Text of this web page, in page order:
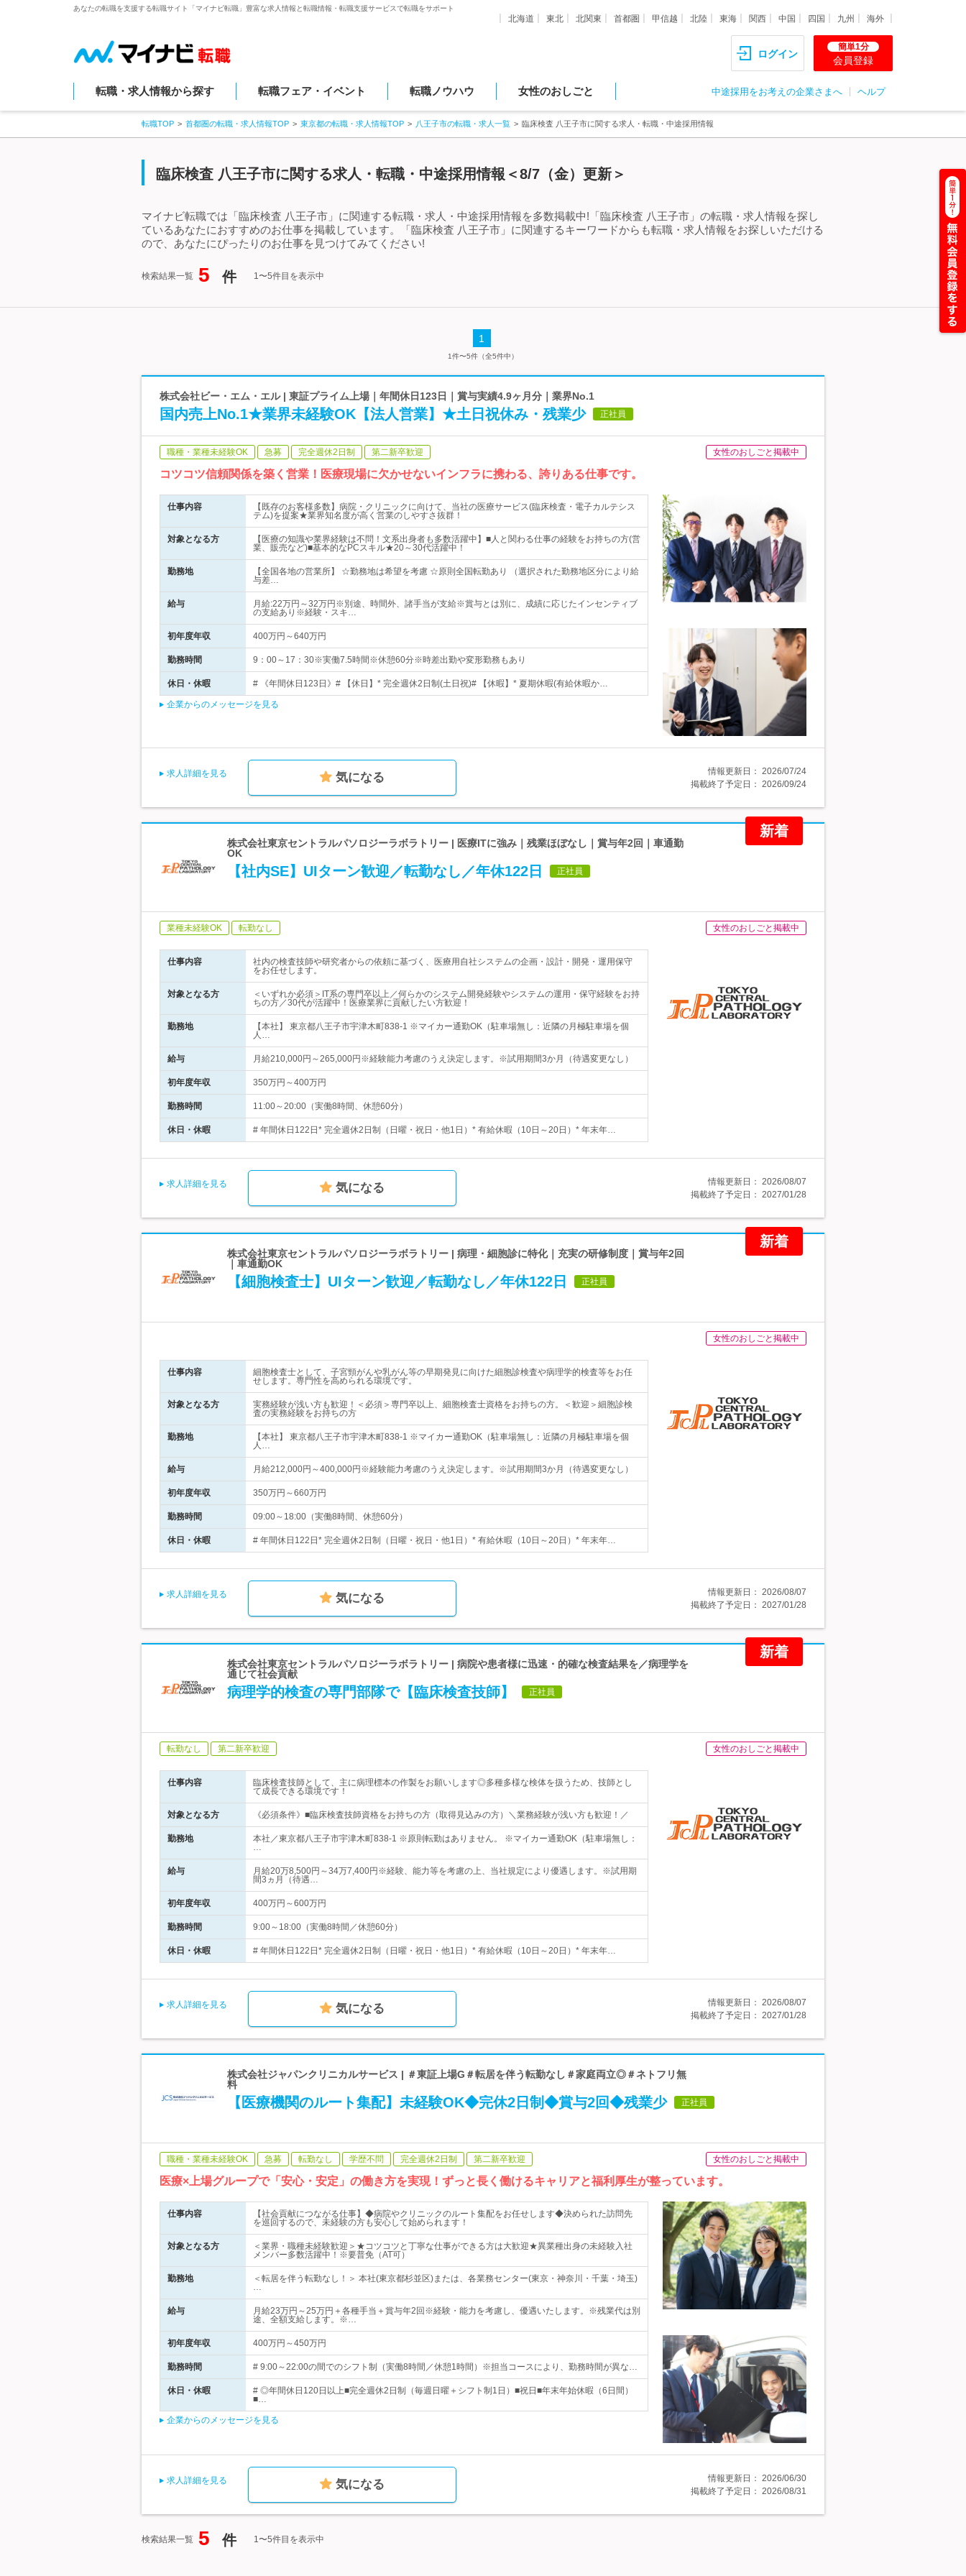
あなたの転職を支援する転職サイト「マイナビ転職」豊富な求人情報と転職情報・転職支援サービスで転職をサポート
北海道 東北 北関東 首都圏 甲信越 北陸 東海 関西 中国 四国 九州 海外
ログイン
簡単1分
会員登録
転職・求人情報から探す 転職フェア・イベント 転職ノウハウ 女性のおしごと 中途採用をお考えの企業さまへ ヘルプ
転職TOP 首都圏の転職・求人情報TOP 東京都の転職・求人情報TOP 八王子市の転職・求人一覧 臨床検査 八王子市に関する求人・転職・中途採用情報
臨床検査 八王子市に関する求人・転職・中途採用情報＜8/7（金）更新＞
マイナビ転職では「臨床検査 八王子市」に関連する転職・求人・中途採用情報を多数掲載中!「臨床検査 八王子市」の転職・求人情報を探し
ているあなたにおすすめのお仕事を掲載しています。「臨床検査 八王子市」に関連するキーワードからも転職・求人情報をお探しいただける
ので、あなたにぴったりのお仕事を見つけてみてください!
検索結果一覧 5 件 1〜5件目を表示中
1
1件〜5件（全5件中）
株式会社ビー・エム・エル | 東証プライム上場｜年間休日123日｜賞与実績4.9ヶ月分｜業界No.1
国内売上No.1★業界未経験OK【法人営業】★土日祝休み・残業少 正社員
職種・業種未経験OK 急募 完全週休2日制 第二新卒歓迎 女性のおしごと掲載中
コツコツ信頼関係を築く営業！医療現場に欠かせないインフラに携わる、誇りある仕事です。
仕事内容
【既存のお客様多数】病院・クリニックに向けて、当社の医療サービス(臨床検査・電子カルテシス
テム)を提案★業界知名度が高く営業のしやすさ抜群！
対象となる方
【医療の知識や業界経験は不問！文系出身者も多数活躍中】■人と関わる仕事の経験をお持ちの方(営
業、販売など)■基本的なPCスキル★20～30代活躍中！
勤務地
【全国各地の営業所】 ☆勤務地は希望を考慮 ☆原則全国転勤あり （選択された勤務地区分により給
与差…
給与
月給:22万円～32万円※別途、時間外、諸手当が支給※賞与とは別に、成績に応じたインセンティブ
の支給あり※経験・スキ…
初年度年収 400万円～640万円
勤務時間 9：00～17：30※実働7.5時間※休憩60分※時差出勤や変形勤務もあり
休日・休暇 # 《年間休日123日》# 【休日】* 完全週休2日制(土日祝)# 【休暇】* 夏期休暇(有給休暇か…
企業からのメッセージを見る
求人詳細を見る 気になる 情報更新日： 2026/07/24
掲載終了予定日： 2026/09/24
新着
株式会社東京セントラルパソロジーラボラトリー | 医療ITに強み｜残業ほぼなし｜賞与年2回｜車通勤
OK
【社内SE】UIターン歓迎／転勤なし／年休122日 正社員
業種未経験OK 転勤なし 女性のおしごと掲載中
仕事内容
社内の検査技師や研究者からの依頼に基づく、医療用自社システムの企画・設計・開発・運用保守
をお任せします。
対象となる方
＜いずれか必須＞IT系の専門卒以上／何らかのシステム開発経験やシステムの運用・保守経験をお持
ちの方／30代が活躍中！医療業界に貢献したい方歓迎！
勤務地
【本社】 東京都八王子市宇津木町838-1 ※マイカー通勤OK（駐車場無し：近隣の月極駐車場を個
人…
給与 月給210,000円～265,000円※経験能力考慮のうえ決定します。※試用期間3か月（待遇変更なし）
初年度年収 350万円～400万円
勤務時間 11:00～20:00（実働8時間、休憩60分）
休日・休暇 # 年間休日122日* 完全週休2日制（日曜・祝日・他1日）* 有給休暇（10日～20日）* 年末年…
求人詳細を見る 気になる 情報更新日： 2026/08/07
掲載終了予定日： 2027/01/28
新着
株式会社東京セントラルパソロジーラボラトリー | 病理・細胞診に特化｜充実の研修制度｜賞与年2回
｜車通勤OK
【細胞検査士】UIターン歓迎／転勤なし／年休122日 正社員
女性のおしごと掲載中
仕事内容
細胞検査士として、子宮頸がんや乳がん等の早期発見に向けた細胞診検査や病理学的検査等をお任
せします。専門性を高められる環境です。
対象となる方
実務経験が浅い方も歓迎！＜必須＞専門卒以上、細胞検査士資格をお持ちの方。＜歓迎＞細胞診検
査の実務経験をお持ちの方
勤務地
【本社】 東京都八王子市宇津木町838-1 ※マイカー通勤OK（駐車場無し：近隣の月極駐車場を個
人…
給与 月給212,000円～400,000円※経験能力考慮のうえ決定します。※試用期間3か月（待遇変更なし）
初年度年収 350万円～660万円
勤務時間 09:00～18:00（実働8時間、休憩60分）
休日・休暇 # 年間休日122日* 完全週休2日制（日曜・祝日・他1日）* 有給休暇（10日～20日）* 年末年…
求人詳細を見る 気になる 情報更新日： 2026/08/07
掲載終了予定日： 2027/01/28
新着
株式会社東京セントラルパソロジーラボラトリー | 病院や患者様に迅速・的確な検査結果を／病理学を
通じて社会貢献
病理学的検査の専門部隊で【臨床検査技師】 正社員
転勤なし 第二新卒歓迎 女性のおしごと掲載中
仕事内容
臨床検査技師として、主に病理標本の作製をお願いします◎多種多様な検体を扱うため、技師とし
て成長できる環境です！
対象となる方 《必須条件》■臨床検査技師資格をお持ちの方（取得見込みの方）＼業務経験が浅い方も歓迎！／
勤務地
本社／東京都八王子市宇津木町838-1 ※原則転勤はありません。 ※マイカー通勤OK（駐車場無し：
…
給与
月給20万8,500円～34万7,400円※経験、能力等を考慮の上、当社規定により優遇します。※試用期
間3ヵ月（待遇…
初年度年収 400万円～600万円
勤務時間 9:00～18:00（実働8時間／休憩60分）
休日・休暇 # 年間休日122日* 完全週休2日制（日曜・祝日・他1日）* 有給休暇（10日～20日）* 年末年…
求人詳細を見る 気になる 情報更新日： 2026/08/07
掲載終了予定日： 2027/01/28
株式会社ジャパンクリニカルサービス | ＃東証上場G＃転居を伴う転勤なし＃家庭両立◎＃ネトフリ無
料
【医療機関のルート集配】未経験OK◆完休2日制◆賞与2回◆残業少 正社員
職種・業種未経験OK 急募 転勤なし 学歴不問 完全週休2日制 第二新卒歓迎 女性のおしごと掲載中
医療×上場グループで「安心・安定」の働き方を実現！ずっと長く働けるキャリアと福利厚生が整っています。
仕事内容
【社会貢献につながる仕事】◆病院やクリニックのルート集配をお任せします◆決められた訪問先
を巡回するので、未経験の方も安心して始められます！
対象となる方
＜業界・職種未経験歓迎＞★コツコツと丁寧な仕事ができる方は大歓迎★異業種出身の未経験入社
メンバー多数活躍中！※要普免（AT可）
勤務地
＜転居を伴う転勤なし！＞ 本社(東京都杉並区)または、各業務センター(東京・神奈川・千葉・埼玉)
…
給与
月給23万円～25万円＋各種手当＋賞与年2回※経験・能力を考慮し、優遇いたします。※残業代は別
途、全額支給します。※…
初年度年収 400万円～450万円
勤務時間 # 9:00～22:00の間でのシフト制（実働8時間／休憩1時間）※担当コースにより、勤務時間が異な…
休日・休暇
# ◎年間休日120日以上■完全週休2日制（毎週日曜＋シフト制1日）■祝日■年末年始休暇（6日間）
■…
企業からのメッセージを見る
求人詳細を見る 気になる 情報更新日： 2026/06/30
掲載終了予定日： 2026/08/31
検索結果一覧 5 件 1〜5件目を表示中